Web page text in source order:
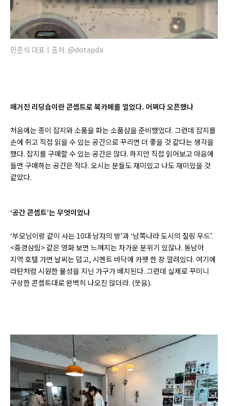
민준식 대표ㅣ출처: @dotapda
매거진 리딩숍이란 콘셉트로 북카페를 열었다. 어쩌다 오픈했나
처음에는 종이 잡지와 소품을 파는 소품샵을 준비했었다. 그런데 잡지를
손에 쥐고 직접 읽을 수 있는 공간으로 꾸리면 더 좋을 것 같다는 생각을
했다. 잡지를 구매할 수 있는 공간은 많다. 하지만 직접 읽어보고 마음에
들면 구매하는 공간은 적다. 오시는 분들도 재미있고 나도 재미있을 것
같았다.
‘공간 콘셉트’는 무엇이었나
‘부모님이랑 같이 사는 10대 남자의 방’과 ‘남쪽나라 도시의 칠링 무드’.
<중경삼림> 같은 영화 보면 느껴지는 차가운 분위기 있잖나. 동남아
지역 호텔 가면 날씨는 덥고, 시멘트 바닥에 카펫 한 장 깔려있다. 여기에
라탄처럼 시원한 물성을 지닌 가구가 배치된다. 그런데 실제로 꾸미니
구상한 콘셉트대로 완벽히 나오진 않더라. (웃음).